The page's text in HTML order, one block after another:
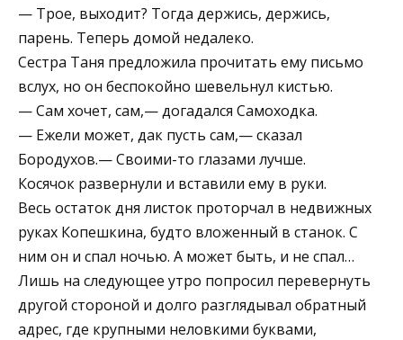
— Трое, выходит? Тогда держись, держись,
парень. Теперь домой недалеко.
Сестра Таня предложила прочитать ему письмо
вслух, но он беспокойно шевельнул кистью.
— Сам хочет, сам,— догадался Самоходка.
— Ежели может, дак пусть сам,— сказал
Бородухов.— Своими-то глазами лучше.
Косячок развернули и вставили ему в руки.
Весь остаток дня листок проторчал в недвижных
руках Копешкина, будто вложенный в станок. С
ним он и спал ночью. А может быть, и не спал…
Лишь на следующее утро попросил перевернуть
другой стороной и долго разглядывал обратный
адрес, где крупными неловкими буквами,